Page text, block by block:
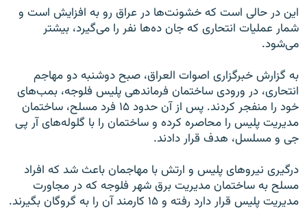
این در حالی است که خشونت‌ها در عراق رو به افزایش است و
شمار عملیات انتحاری که جان ده‌ها نفر را می‌گیرد، بیشتر
می‌شود.
به گزارش خبرگزاری اصوات العراق، صبح دوشنبه دو مهاجم
انتحاری، در ورودی ساختمان فرماندهی پلیس فلوجه، بمب‌های
خود را منفجر کردند. پس از آن حدود ۱۵ فرد مسلح، ساختمان
مدیریت پلیس را محاصره کرده و ساختمان را با گلوله‌های آر پی
جی و مسلسل، هدف قرار دادند.
درگیری نیروهای پلیس و ارتش با مهاجمان باعث شد که افراد
مسلح به ساختمان مدیریت برق شهر فلوجه که در مجاورت
مدیریت پلیس قرار دارد رفته و ۱۵ کارمند آن را به گروگان بگیرند.